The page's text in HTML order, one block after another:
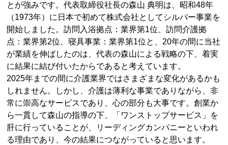
とが強みです。代表取締役社長の森山 典明は、昭和48年
（1973年）に日本で初めて株式会社としてシルバー事業を
開始しました。訪問入浴拠点：業界第1位、訪問介護拠
点：業界第2位、寝具事業：業界第1位と、20年の間に当社
が業績を伸ばしたのは、代表の森山による戦略の下、着実
に結果に結び付いたからであると考えています。
2025年までの間に介護業界ではさまざまな変化があるかも
しれません。しかし、介護は薄利な事業でありながら、非
常に崇高なサービスであり、心の部分も大事です。創業か
ら一貫して森山の指導の下、「ワンストップサービス」を
肝に行っていることが、リーディングカンパニーといわれ
る理由であり、今の結果につながっていると思います。